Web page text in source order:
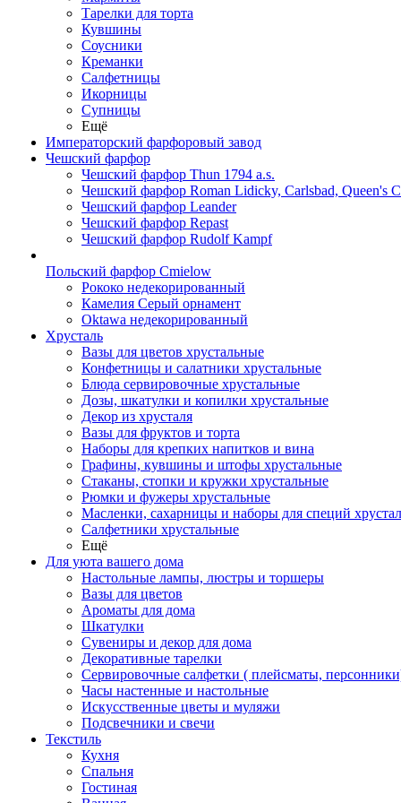
Тарелки для торта
Кувшины
Соусники
Креманки
Салфетницы
Икорницы
Супницы
Ещё
Императорский фарфоровый завод
Чешский фарфор
Чешский фарфор Thun 1794 a.s.
Чешский фарфор Roman Lidicky, Carlsbad, Queen's
Чешский фарфор Leander
Чешский фарфор Repast
Чешский фарфор Rudolf Kampf
Польский фарфор Сmielow
Рококо недекорированный
Камелия Серый орнамент
Oktawa недекорированный
Хрусталь
Вазы для цветов хрустальные
Конфетницы и салатники хрустальные
Блюда сервировочные хрустальные
Дозы, шкатулки и копилки хрустальные
Декор из хрусталя
Вазы для фруктов и торта
Наборы для крепких напитков и вина
Графины, кувшины и штофы хрустальные
Стаканы, стопки и кружки хрустальные
Рюмки и фужеры хрустальные
Масленки, сахарницы и наборы для специй
Салфетники хрустальные
Ещё
Для уюта вашего дома
Настольные лампы, люстры и торшеры
Вазы для цветов
Ароматы для дома
Шкатулки
Сувениры и декор для дома
Декоративные тарелки
Сервировочные салфетки ( плейсматы,
Часы настенные и настольные
Искусственные цветы и муляжи
Подсвечники и свечи
Текстиль
Кухня
Спальня
Гостиная